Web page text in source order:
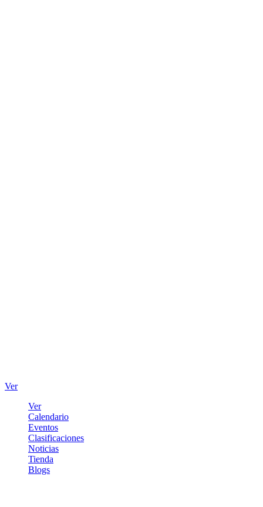
Ver
Ver
Calendario
Eventos
Clasificaciones
Noticias
Tienda
Blogs